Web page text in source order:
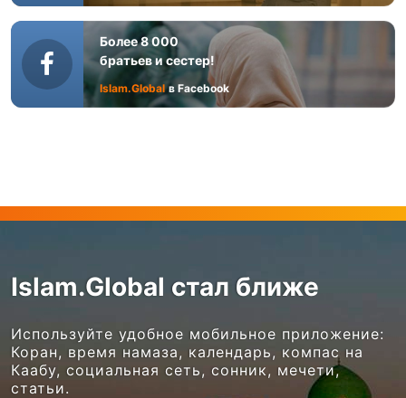
Более 8 000
братьев и сестер!
Islam.Global в Facebook
Islam.Global стал ближе
Используйте удобное мобильное приложение:
Коран, время намаза, календарь, компас на
Каабу, социальная сеть, сонник, мечети,
статьи.